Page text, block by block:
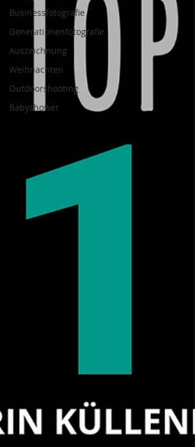
Businessfotografie
Generationenfotografie
Auszeichnung
Weihnachten
Outdoorshooting
Babyshower